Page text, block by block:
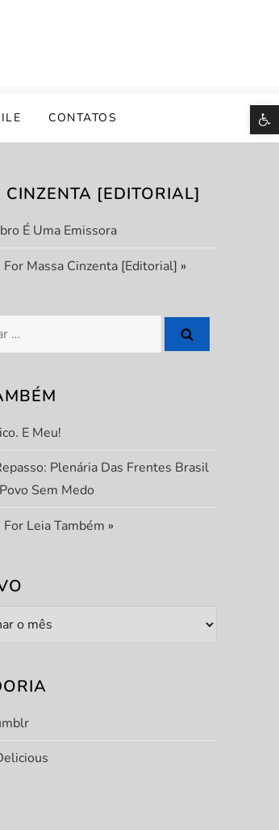
CONTATOS
CINZENTA [EDITORIAL]
É Uma Emissora
Massa Cinzenta [Editorial] »
E Meu!
Plenária Das Frentes Brasil
Sem Medo
Leia Também »